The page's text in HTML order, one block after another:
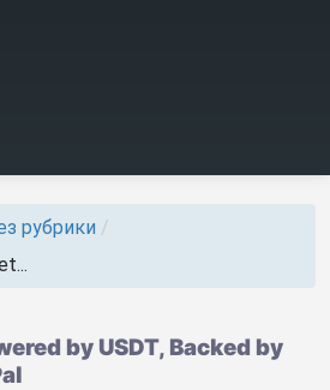
рубрики /
by USDT, Backed by